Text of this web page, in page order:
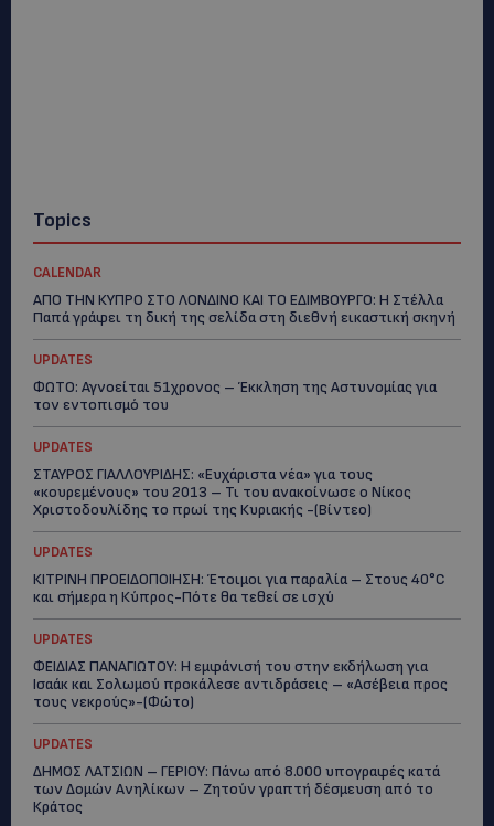
Topics
CALENDAR
ΑΠΟ ΤΗΝ ΚΥΠΡΟ ΣΤΟ ΛΟΝΔΙΝΟ ΚΑΙ ΤΟ ΕΔΙΜΒΟΥΡΓΟ: Η Στέλλα
Παπά γράφει τη δική της σελίδα στη διεθνή εικαστική σκηνή
UPDATES
ΦΩΤΟ: Αγνοείται 51χρονος – Έκκληση της Αστυνομίας για
τον εντοπισμό του
UPDATES
ΣΤΑΥΡΟΣ ΓΙΑΛΛΟΥΡΙΔΗΣ: «Ευχάριστα νέα» για τους
«κουρεμένους» του 2013 – Τι του ανακοίνωσε ο Νίκος
Χριστοδουλίδης το πρωί της Κυριακής -(Βίντεο)
UPDATES
ΚΙΤΡΙΝΗ ΠΡΟΕΙΔΟΠΟΙΗΣΗ: Έτοιμοι για παραλία – Στους 40°C
και σήμερα η Κύπρος-Πότε θα τεθεί σε ισχύ
UPDATES
ΦΕΙΔΙΑΣ ΠΑΝΑΓΙΩΤΟΥ: Η εμφάνισή του στην εκδήλωση για
Ισαάκ και Σολωμού προκάλεσε αντιδράσεις – «Ασέβεια προς
τους νεκρούς»-(Φώτο)
UPDATES
ΔΗΜΟΣ ΛΑΤΣΙΩΝ – ΓΕΡΙΟΥ: Πάνω από 8.000 υπογραφές κατά
των Δομών Ανηλίκων – Ζητούν γραπτή δέσμευση από το
Κράτος